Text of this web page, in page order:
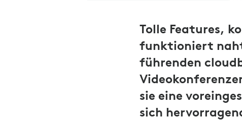
Tolle Features,
funktioniert
führenden
sie eine
sich